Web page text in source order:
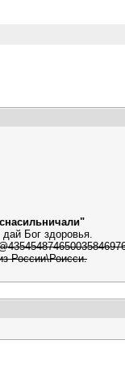
Бог здоровья.
России\Роисси.